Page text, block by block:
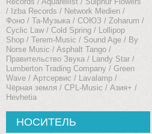
Izba Records
Network Medien
Фоно
Та-Музыка СОЮЗ
Zoharum
Cyclic Law
Cold Spring
Lollipop
Shop
Terem-Music Sound Age
By
Norse Music
Asphalt Tango
Правительство Звука
Landy Star
Lumberton Trading Company
Green
Wave
Артсервис
Lavalamp
Чёрная земля
CPL-Music
Азия+
Hevhetia
НОСИТЕЛЬ